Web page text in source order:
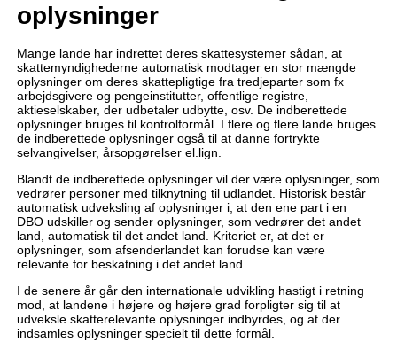
oplysninger
Mange lande har indrettet deres skattesystemer sådan, at
skattemyndighederne automatisk modtager en stor mængde
oplysninger om deres skattepligtige fra tredjeparter som fx
arbejdsgivere og pengeinstitutter, offentlige registre,
aktieselskaber, der udbetaler udbytte, osv. De indberettede
oplysninger bruges til kontrolformål. I flere og flere lande bruges
de indberettede oplysninger også til at danne fortrykte
selvangivelser, årsopgørelser el.lign.
Blandt de indberettede oplysninger vil der være oplysninger, som
vedrører personer med tilknytning til udlandet. Historisk består
automatisk udveksling af oplysninger i, at den ene part i en
DBO udskiller og sender oplysninger, som vedrører det andet
land, automatisk til det andet land. Kriteriet er, at det er
oplysninger, som afsenderlandet kan forudse kan være
relevante for beskatning i det andet land.
I de senere år går den internationale udvikling hastigt i retning
mod, at landene i højere og højere grad forpligter sig til at
udveksle skatterelevante oplysninger indbyrdes, og at der
indsamles oplysninger specielt til dette formål.